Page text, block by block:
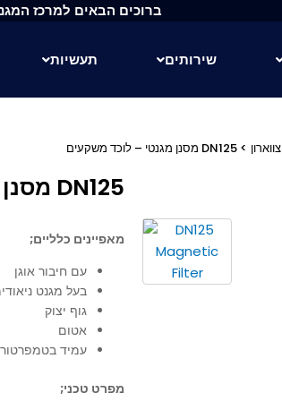
ברוכים הבאים למרכז
שירותים תעשיות
> DN125 מסנן מגנטי – לוכד משקעים
DN125 מסנן מגנטי – לוכד משקעים
מאפיינים כלליים;
עם חיבור אוגן
בעל מגנט
גוף יצוק
אטום
עמיד
מפרט טכני;